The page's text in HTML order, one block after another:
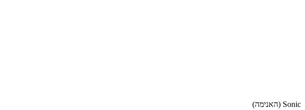
Sonic (האנימה)